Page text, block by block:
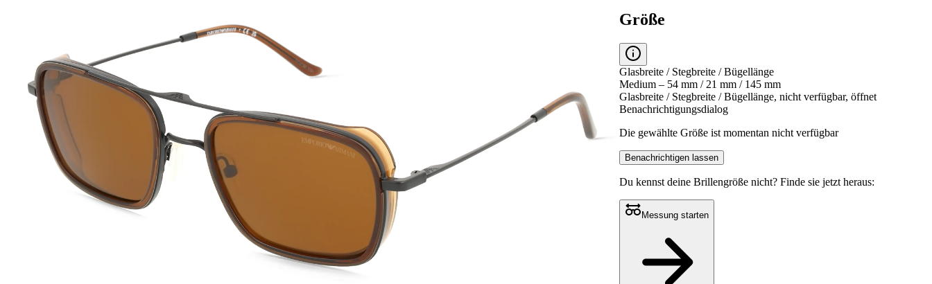
Größe
Glasbreite / Stegbreite / Bügellänge
Medium – 54 mm / 21 mm / 145 mm
Glasbreite / Stegbreite / Bügellänge, nicht verfügbar, öffnet
Benachrichtigungsdialog
Die gewählte Größe ist momentan nicht verfügbar
Benachrichtigen lassen
Du kennst deine Brillengröße nicht?Finde sie jetzt heraus:
Messung starten